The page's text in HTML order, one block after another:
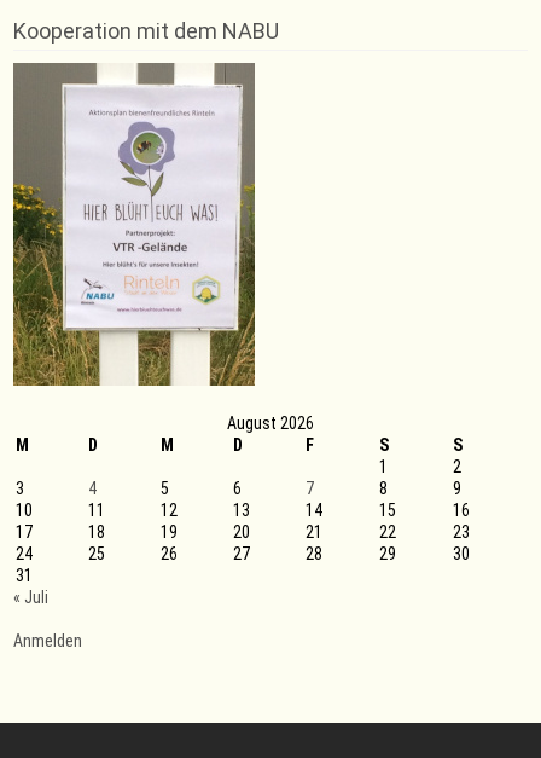
Gong
auf
dem
Generationenplatz
am
Kapellenwall
Kooperation mit dem NABU
August 2026
M
D M D F S
S
1
2
3
4 5 6 7 8
9
10
11 12 13 14 15
16
17
18 19 20 21 22
23
24
25 26 27 28 29
30
31
« Juli
Anmelden